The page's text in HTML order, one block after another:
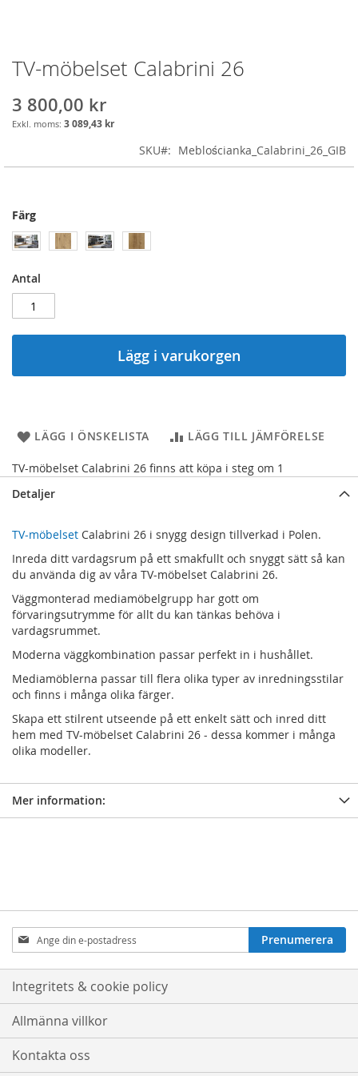
Skip
to
the
beginning
of
TV-möbelset Calabrini 26
3 800,00 kr
3 089,43 kr
SKU Meblościanka_Calabrini_26_GIB
Färg
Antal
Lägg i varukorgen
LÄGG I ÖNSKELISTA LÄGG TILL JÄMFÖRELSE
TV-möbelset Calabrini 26 finns att köpa i steg om 1
Detaljer
TV-möbelset Calabrini 26 i snygg design tillverkad i Polen.
Inreda ditt vardagsrum på ett smakfullt och snyggt sätt så kan
du använda dig av våra TV-möbelset Calabrini 26.
Väggmonterad mediamöbelgrupp har gott om
förvaringsutrymme för allt du kan tänkas behöva i
vardagsrummet.
Moderna väggkombination passar perfekt in i hushållet.
Mediamöblerna passar till flera olika typer av inredningsstilar
och finns i många olika färger.
Skapa ett stilrent utseende på ett enkelt sätt och inred ditt
hem med TV-möbelset Calabrini 26 - dessa kommer i många
olika modeller.
Mer information:
Prenumerera
på
nyhetsbrev:
Prenumerera
Integritets & cookie policy
Allmänna villkor
Kontakta oss